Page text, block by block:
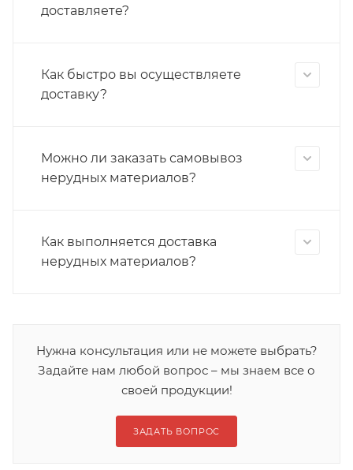
доставляете?
Как быстро вы осуществляете
доставку?
Можно ли заказать самовывоз
нерудных материалов?
Как выполняется доставка
нерудных материалов?
Нужна консультация или не можете выбрать?
Задайте нам любой вопрос – мы знаем все о
своей продукции!
ЗАДАТЬ ВОПРОС